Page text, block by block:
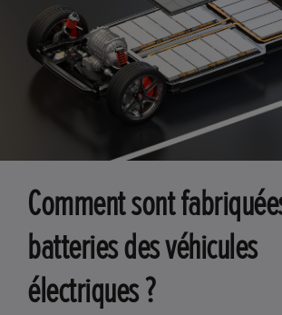
Comment sont
batteries des véhicules
électriques ?